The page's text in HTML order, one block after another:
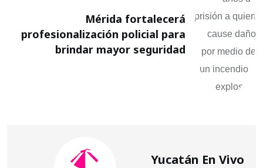
Mérida fortalecerá
profesionalización policial para
brindar mayor seguridad
Yucatán En Vivo